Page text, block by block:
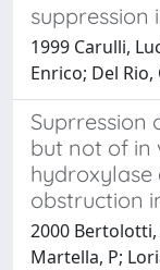
suppression
1999 Carulli,
Enrico; Del
Suprression
but not of in
hydroxylase
obstruction
2000 Bertolotti,
Martella, P;